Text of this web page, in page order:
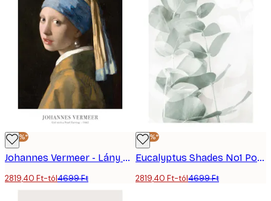
-40%*
Johannes Vermeer - Lány gyöngy fülbevalóval Poszter
2819,40 Ft-tól4699 Ft
-40%*
Eucalyptus Shades No1 Poster
2819,40 Ft-tól4699 Ft